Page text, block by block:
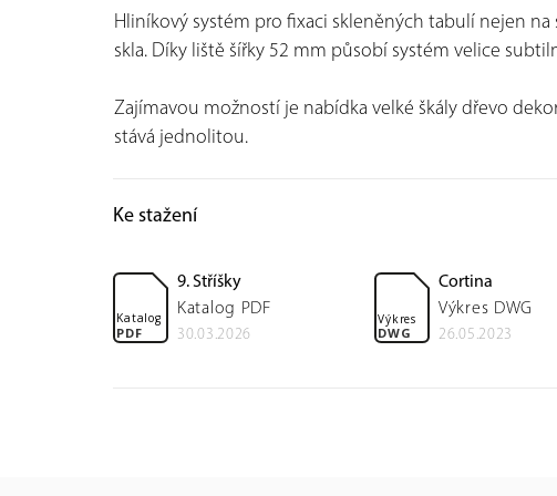
Hliníkový systém pro fixaci skleněných tabulí nejen
skla. Díky liště šířky 52 mm působí systém velice
Zajímavou možností je nabídka velké škály dřevo
stává jednolitou.
Ke stažení
Katalog
PDF
9. Stříšky
Katalog PDF
30.03.2026
Výkres
DWG
Cortina
Výkres DWG
26.05.2023